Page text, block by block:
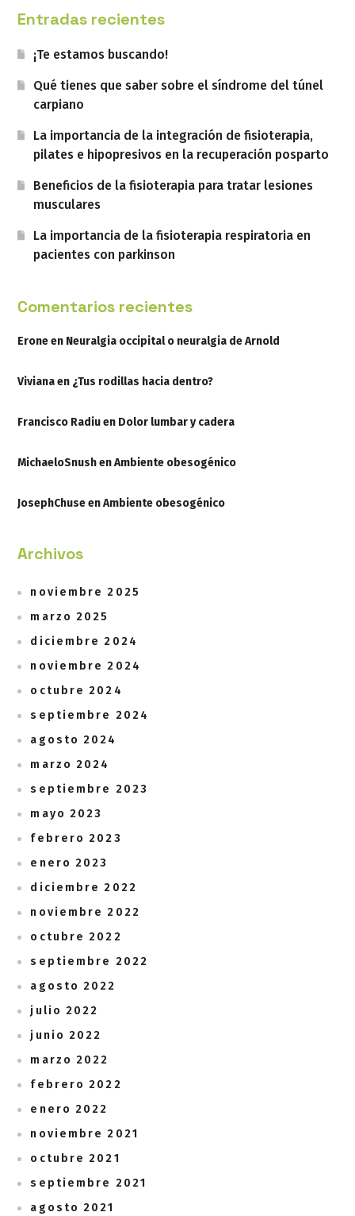
Entradas recientes
¡Te estamos buscando!
Qué tienes que saber sobre el síndrome del túnel
carpiano
La importancia de la integración de fisioterapia,
pilates e hipopresivos en la recuperación posparto
Beneficios de la fisioterapia para tratar lesiones
musculares
La importancia de la fisioterapia respiratoria en
pacientes con parkinson
Comentarios recientes
Eroneen Neuralgia occipital o neuralgia de Arnold
Vivianaen ¿Tus rodillas hacia dentro?
Francisco Radiuen Dolor lumbar y cadera
MichaeloSnushenAmbiente obesogénico
JosephChuseenAmbiente obesogénico
Archivos
noviembre 2025
marzo 2025
diciembre 2024
noviembre 2024
octubre 2024
septiembre 2024
agosto 2024
marzo 2024
septiembre 2023
mayo 2023
febrero 2023
enero 2023
diciembre 2022
noviembre 2022
octubre 2022
septiembre 2022
agosto 2022
julio 2022
junio 2022
marzo 2022
febrero 2022
enero 2022
noviembre 2021
octubre 2021
septiembre 2021
agosto 2021